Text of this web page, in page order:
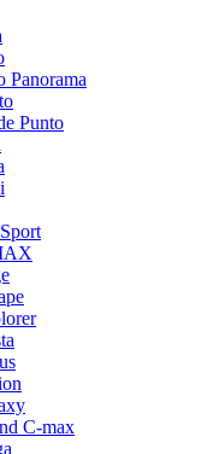
Panorama
Punto
C-max